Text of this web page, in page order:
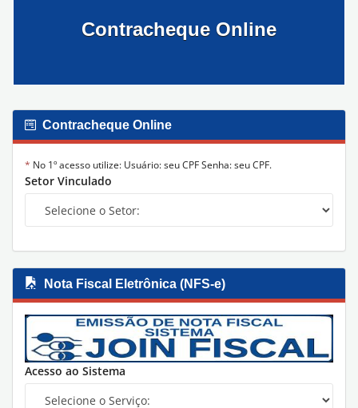
Contracheque Online
Contracheque Online
* No 1º acesso utilize: Usuário: seu CPF Senha: seu CPF.
Setor Vinculado
Nota Fiscal Eletrônica (NFS-e)
Acesso ao Sistema